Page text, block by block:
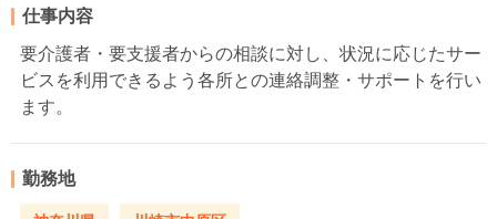
仕事内容
要介護者・要支援者からの相談に対し、状況に応じたサー
ビスを利用できるよう各所との連絡調整・サポートを行い
ます。
勤務地